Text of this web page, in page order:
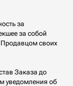
за
за собой
своих
Заказа до
уведомления об